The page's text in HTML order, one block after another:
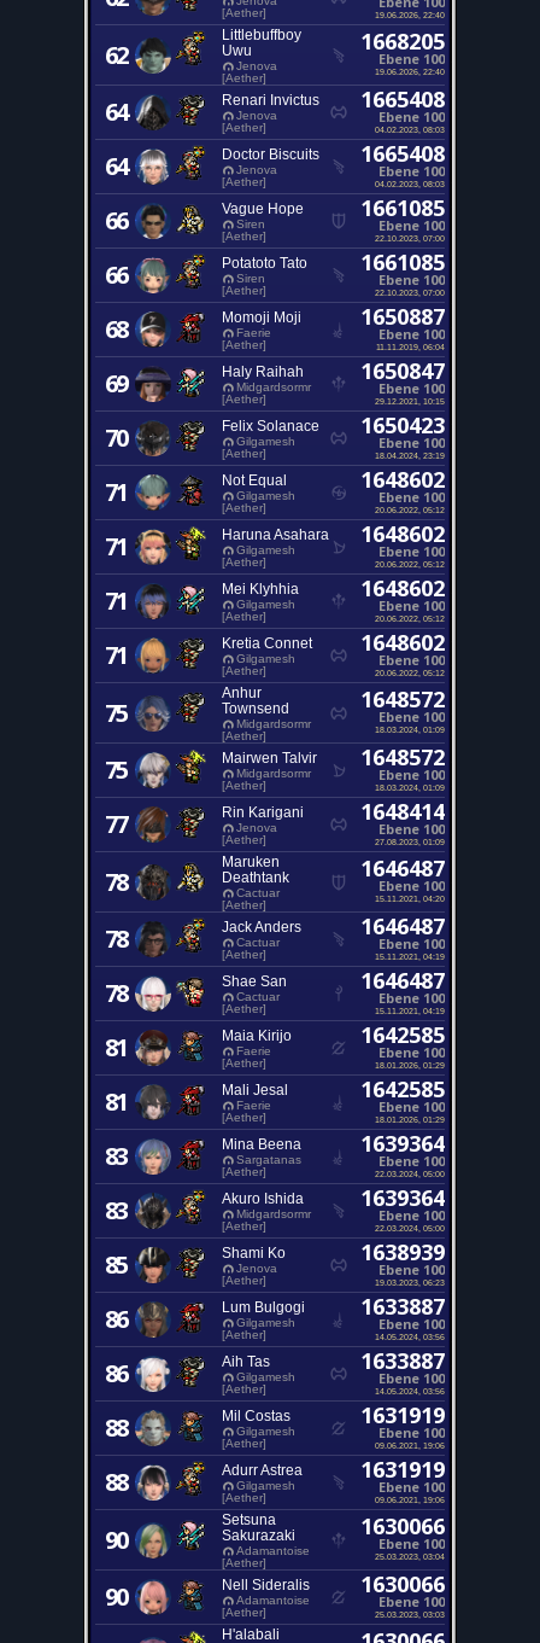
[Aether]
19.06.2026, 22:40
62
Littlebuffboy
Uwu
Jenova
[Aether]
1668205
Ebene 100
19.06.2026, 22:40
64 Renari Invictus
Jenova
[Aether]
1665408
Ebene 100
04.02.2023, 08:03
64 Doctor Biscuits
Jenova
[Aether]
1665408
Ebene 100
04.02.2023, 08:03
66 Vague Hope
Siren
[Aether]
1661085
Ebene 100
22.10.2023, 07:00
66 Potatoto Tato
Siren
[Aether]
1661085
Ebene 100
22.10.2023, 07:00
68 Momoji Moji
Faerie
[Aether]
1650887
Ebene 100
11.11.2019, 06:04
69 Haly Raihah
Midgardsormr
[Aether]
1650847
Ebene 100
29.12.2021, 10:15
70 Felix Solanace
Gilgamesh
[Aether]
1650423
Ebene 100
18.04.2024, 23:19
71 Not Equal
Gilgamesh
[Aether]
1648602
Ebene 100
20.06.2022, 05:12
71 Haruna Asahara
Gilgamesh
[Aether]
1648602
Ebene 100
20.06.2022, 05:12
71 Mei Klyhhia
Gilgamesh
[Aether]
1648602
Ebene 100
20.06.2022, 05:12
71 Kretia Connet
Gilgamesh
[Aether]
1648602
Ebene 100
20.06.2022, 05:12
75
Anhur
Townsend
Midgardsormr
[Aether]
1648572
Ebene 100
18.03.2024, 01:09
75 Mairwen Talvir
Midgardsormr
[Aether]
1648572
Ebene 100
18.03.2024, 01:09
77 Rin Karigani
Jenova
[Aether]
1648414
Ebene 100
27.08.2023, 01:09
78
Maruken
Deathtank
Cactuar
[Aether]
1646487
Ebene 100
15.11.2021, 04:20
78 Jack Anders
Cactuar
[Aether]
1646487
Ebene 100
15.11.2021, 04:19
78 Shae San
Cactuar
[Aether]
1646487
Ebene 100
15.11.2021, 04:19
81 Maia Kirijo
Faerie
[Aether]
1642585
Ebene 100
18.01.2026, 01:29
81 Mali Jesal
Faerie
[Aether]
1642585
Ebene 100
18.01.2026, 01:29
83 Mina Beena
Sargatanas
[Aether]
1639364
Ebene 100
22.03.2024, 05:00
83 Akuro Ishida
Midgardsormr
[Aether]
1639364
Ebene 100
22.03.2024, 05:00
85 Shami Ko
Jenova
[Aether]
1638939
Ebene 100
19.03.2023, 06:23
86 Lum Bulgogi
Gilgamesh
[Aether]
1633887
Ebene 100
14.05.2024, 03:56
86 Aih Tas
Gilgamesh
[Aether]
1633887
Ebene 100
14.05.2024, 03:56
88 Mil Costas
Gilgamesh
[Aether]
1631919
Ebene 100
09.06.2021, 19:06
88 Adurr Astrea
Gilgamesh
[Aether]
1631919
Ebene 100
09.06.2021, 19:06
90
Setsuna
Sakurazaki
Adamantoise
[Aether]
1630066
Ebene 100
25.03.2023, 03:04
90 Nell Sideralis
Adamantoise
[Aether]
1630066
Ebene 100
25.03.2023, 03:03
H'alabali